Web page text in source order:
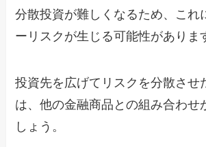
分散投資が難しくなるため、これ
ーリスクが生じる可能性がありま
投資先を広げてリスクを分散させ
は、他の金融商品との組み合わせ
しょう。